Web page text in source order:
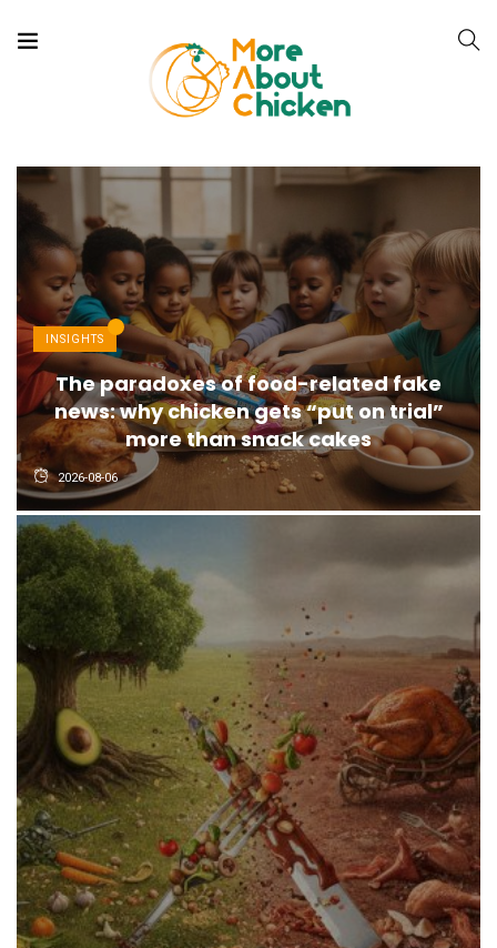
INSIGHTS
The paradoxes of food-related fake
news: why chicken gets “put on trial”
more than snack cakes
2026-08-06